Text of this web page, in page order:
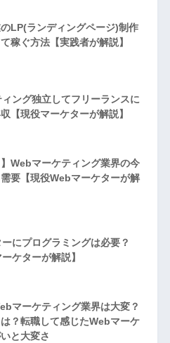
LP(ランディングページ)制作
稼ぐ方法【実践者が解説】
ング独立してフリーランスに
【現役マーケターが解説】
】Webマーケティング業界の今
要【現役Webマーケターが解
にプログラミングは必要？
ケターが解説】
マーケティング業界は大変？
？転職して感じたWebマーケ
と大変さ